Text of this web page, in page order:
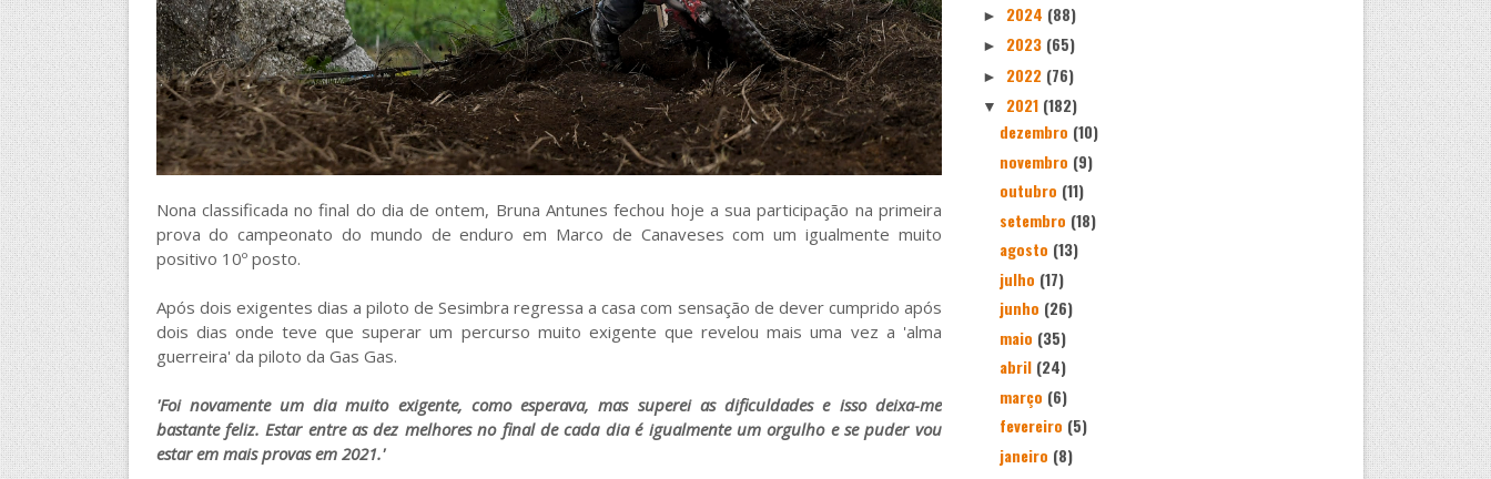
Nona classificada no final do dia de ontem, Bruna Antunes fechou hoje a sua participação na primeira
prova do campeonato do mundo de enduro em Marco de Canaveses com um igualmente muito
positivo 10º posto.
Após dois exigentes dias a piloto de Sesimbra regressa a casa com sensação de dever cumprido após
dois dias onde teve que superar um percurso muito exigente que revelou mais uma vez a 'alma
guerreira' da piloto da Gas Gas.
'Foi novamente um dia muito exigente, como esperava, mas superei as dificuldades e isso deixa-me
bastante feliz. Estar entre as dez melhores no final de cada dia é igualmente um orgulho e se puder vou
estar em mais provas em 2021.'
► 2024 (88)
► 2023 (65)
► 2022 (76)
▼ 2021 (182)
dezembro (10)
novembro (9)
outubro (11)
setembro (18)
agosto (13)
julho (17)
junho (26)
maio (35)
abril (24)
março (6)
fevereiro (5)
janeiro (8)